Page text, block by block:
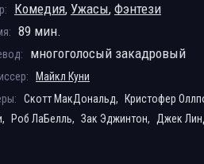
Комедия, Ужасы, Фэнтези
89 мин.
многоголосый закадровый
Майкл Куни
Скотт МакДональд, Кристофер
Роб ЛаБелль, Зак Эджинтон, Джек